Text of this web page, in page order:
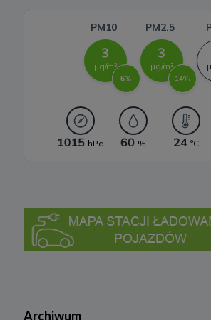
Archiwum
a) prawo dostępu do swoich danych oraz
b) prawo do sprostowania (poprawiania)
c) prawo do usunięcia danych, ograniczenia
d) prawo do wniesienia sprzeciwu wobec
e) prawo do przenoszenia danych;
f) prawo do wniesienia skargi do organu
Pliki cookies
1. Co to są pliki cookies?